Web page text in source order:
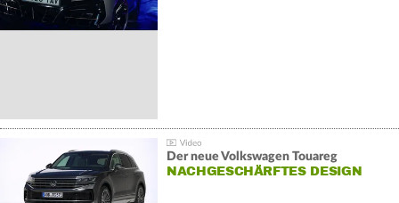
Der neue Volkswagen Touareg
NACHGESCHÄRFTES DESIGN